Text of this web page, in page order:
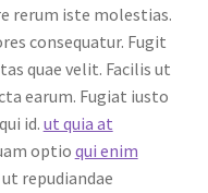
rerum iste molestias.
consequatur. Fugit
quae velit. Facilis ut
earum. Fugiat iusto
id. ut quia at
optio qui enim
repudiandae